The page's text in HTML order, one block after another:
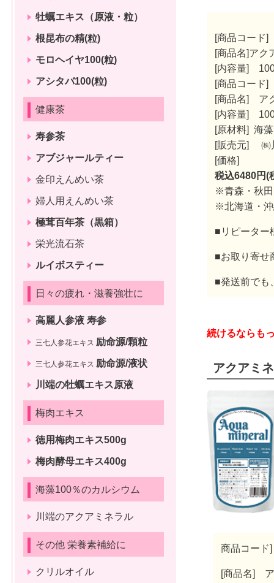
[商品コード
[商品名]アク
[内容量]
[商品コード
[商品名] ア
[内容量]
[原材料] 海藻
[販売元] ㈱
[価格]
税込6480円(
※青森・秋
※北海道・
■リピーター
■お取り寄せ
■発送前でも
続けるならも
アクアミ
商品コー
[商品名] ア
牡蠣エキス（原液・粒）
根昆布の精(粒)
モロヘイヤ100(粒)
アシタバ100(粒)
健康茶
寿参茶
アブジャールティー
金印えんめい茶
婦人用えんめい茶
極茸百年茶（黒箱）
栄光流石茶
ルイボスティー
日々の疲れ・滋養強壮に
高麗人参液 寿参
三七人参花エキス 励命源/顆粒
三七人参花エキス 励命源/液状
川端の牡蠣エキス原液
梅肉エキス
徳用梅肉エキス500g
梅肉酵母エキス400g
海藻100％のカルシウム
川端のアクアミネラル
その他 栄養素補給に
クリルオイル